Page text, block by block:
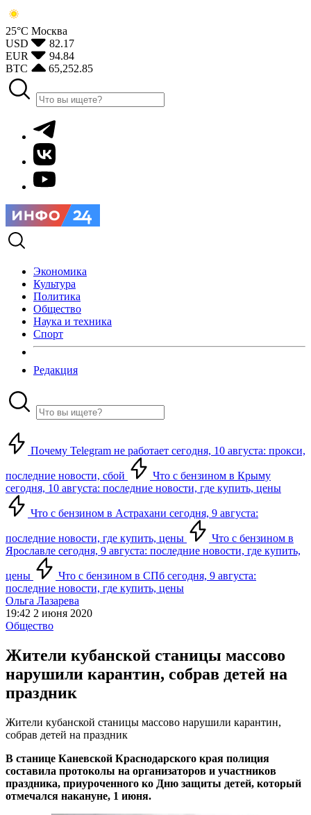
25°С Москва
USD
82.17
EUR
94.84
BTC
65,252.85
Экономика
Культура
Политика
Общество
Наука и техника
Спорт
Редакция
Почему Telegram не работает сегодня, 10 августа: прокси,
последние новости, сбой
Что с бензином в Крыму
сегодня, 10 августа: последние новости, где купить, цены
Что с бензином в Астрахани сегодня, 9 августа:
последние новости, где купить, цены
Что с бензином в
Ярославле сегодня, 9 августа: последние новости, где купить,
цены
Что с бензином в СПб сегодня, 9 августа:
последние новости, где купить, цены
Ольга Лазарева
19:42 2 июня 2020
Общество
Жители кубанской станицы массово
нарушили карантин, собрав детей на
праздник
Жители кубанской станицы массово нарушили карантин,
собрав детей на праздник
В станице Каневской Краснодарского края полиция
составила протоколы на организаторов и участников
праздника, приуроченного ко Дню защиты детей, который
отмечался накануне, 1 июня.